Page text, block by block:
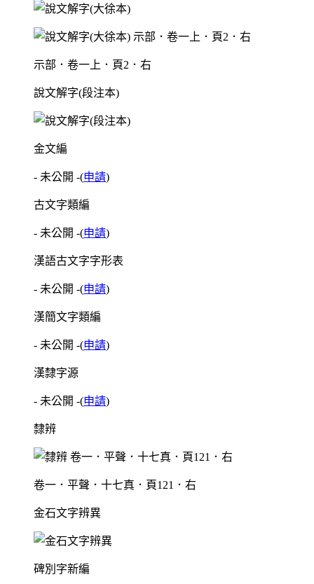
示部．卷一上．頁2．右
說文解字(段注本)
金文編
- 未公開 -(申請)
古文字類編
- 未公開 -(申請)
漢語古文字字形表
- 未公開 -(申請)
漢簡文字類編
- 未公開 -(申請)
漢隸字源
- 未公開 -(申請)
隸辨
卷一．平聲．十七真．頁121．右
金石文字辨異
碑別字新編